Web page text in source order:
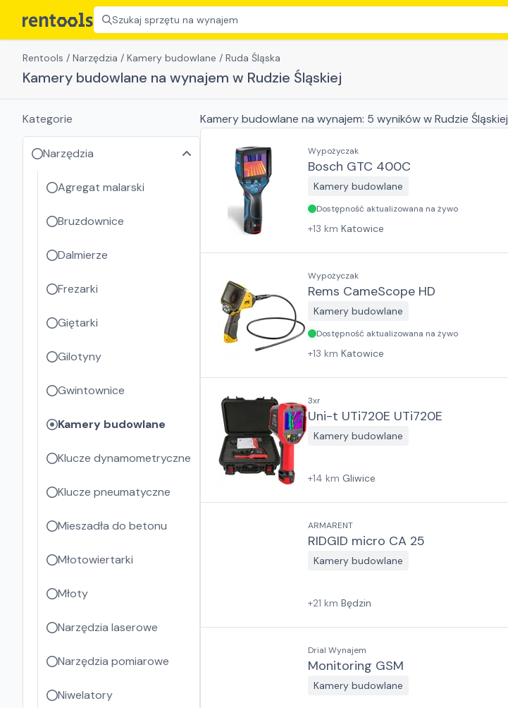
Szukaj sprzętu na wynajem
Rentools / Narzędzia / Kamery budowlane / Ruda Śląska
Kamery budowlane na wynajem w Rudzie Śląskiej
Kamery budowlane na wynajem: 5 wynikóww Rudzie Śląskiej
Wypożyczak
Bosch GTC 400C
Kamery budowlane
Dostępność aktualizowana na żywo
+13 km Katowice
Wypożyczak
Rems CameScope HD
Kamery budowlane
Dostępność aktualizowana na żywo
+13 km Katowice
3xr
Uni-t UTi720E UTi720E
Kamery budowlane
+14 km Gliwice
ARMARENT
RIDGID micro CA 25
Kamery budowlane
+21 km Będzin
Drial Wynajem
Monitoring GSM
Kamery budowlane
Kategorie
Narzędzia
Agregat malarski
Bruzdownice
Dalmierze
Frezarki
Giętarki
Gilotyny
Gwintownice
Kamery budowlane
Klucze dynamometryczne
Klucze pneumatyczne
Mieszadła do betonu
Młotowiertarki
Młoty
Narzędzia laserowe
Narzędzia pomiarowe
Niwelatory